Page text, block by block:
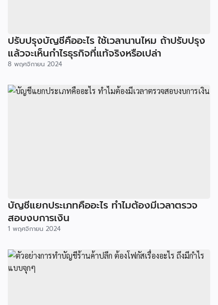
ปรับปรุงบัญชีคืออะไร ใช้เวลานานไหม ถ้าปรับปรุง
แล้วจะเห็นกำไรธุรกิจที่แท้จริงหรือเปล่า
8 พฤศจิกายน 2024
บัญชีแยกประเภทคืออะไร ทำไมต้องมีเวลาตรวจ
สอบงบการเงิน
1 พฤศจิกายน 2024